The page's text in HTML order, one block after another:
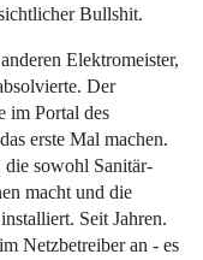
Bullshit.
Elektromeister,
Der
im Portal des
erste Mal machen.
sowohl Sanitär-
macht und die
Seit Jahren.
Netzbetreiber an - es